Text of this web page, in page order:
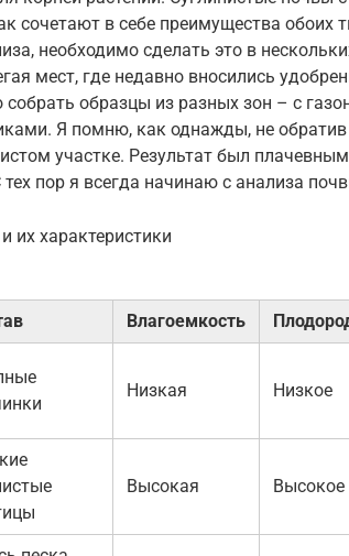
сочетают в себе преимущества обоих
необходимо сделать это в
мест, где недавно вносились
образцы из разных зон – с
Я помню, как однажды, не
участке. Результат был
пор я всегда начинаю с анализа
их характеристики
Влагоемкость
Низкая Низкое
Высокая Высокое